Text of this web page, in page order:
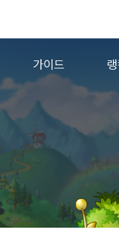
가이드
게임정보
직업소개
확률형 아이템
NEXON NOW